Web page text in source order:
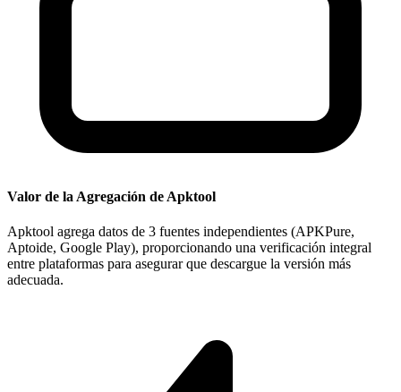
Valor de la Agregación de Apktool
Apktool agrega datos de 3 fuentes independientes (APKPure,
Aptoide, Google Play), proporcionando una verificación integral
entre plataformas para asegurar que descargue la versión más
adecuada.